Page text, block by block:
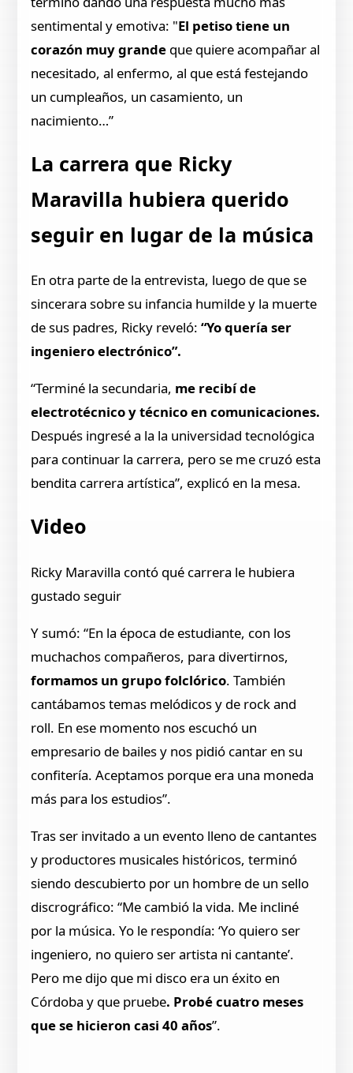
sentimental y emotiva: "El petiso tiene un
corazón muy grande que quiere acompañar al
necesitado, al enfermo, al que está festejando
un cumpleaños, un casamiento, un
nacimiento…”
La carrera que Ricky
Maravilla hubiera querido
seguir en lugar de la música
En otra parte de la entrevista, luego de que se
sincerara sobre su infancia humilde y la muerte
de sus padres, Ricky reveló:“Yo quería ser
ingeniero electrónico”.
“Terminé la secundaria, me recibí de
electrotécnico y técnico en comunicaciones.
Después ingresé a la la universidad tecnológica
para continuar la carrera, pero se me cruzó esta
bendita carrera artística”, explicó en la mesa.
Video
Ricky Maravilla contó qué carrera le hubiera
gustado seguir
Y sumó: “En la época de estudiante, con los
muchachos compañeros, para divertirnos,
formamos un grupo folclórico. También
cantábamos temas melódicos y de rock and
roll. En ese momento nos escuchó un
empresario de bailes y nos pidió cantar en su
confitería. Aceptamos porque era una moneda
más para los estudios”.
Tras ser invitado a un evento lleno de cantantes
y productores musicales históricos, terminó
siendo descubierto por un hombre de un sello
discrográfico: “Me cambió la vida. Me incliné
por la música. Yo le respondía: ‘Yo quiero ser
ingeniero, no quiero ser artista ni cantante’.
Pero me dijo que mi disco era un éxito en
Córdoba y que pruebe. Probé cuatro meses
que se hicieron casi 40 años”.